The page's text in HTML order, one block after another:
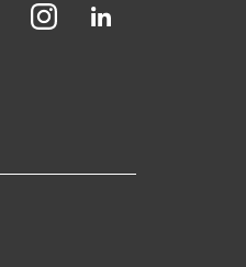
YoutubeInstagram